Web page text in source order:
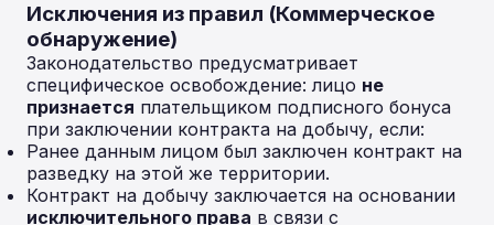
Исключения из правил (Коммерческое
обнаружение)
Законодательство предусматривает
специфическое освобождение: лицо не
признается плательщиком подписного бонуса
при заключении контракта на добычу, если:
Ранее данным лицом был заключен контракт на
разведку на этой же территории.
Контракт на добычу заключается на основании
исключительного права в связи с